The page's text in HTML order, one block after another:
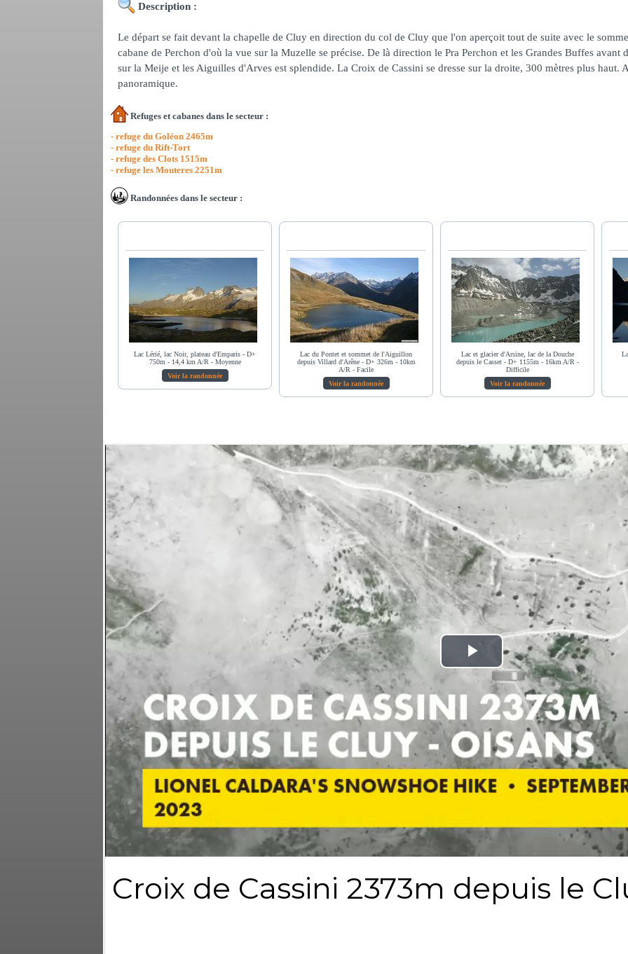
Description :
Le départ se fait devant la chapelle de Cluy en direction du col de Cluy que l'on aperçoit tout de suite avec le
cabane de Perchon d'où la vue sur la Muzelle se précise. De là direction le Pra Perchon et les Grandes Buffes
sur la Meije et les Aiguilles d'Arves est splendide. La Croix de Cassini se dresse sur la droite, 300 mètres plus
panoramique.
Refuges et cabanes dans le secteur :
- refuge du Goléon 2465m
- refuge du Rift-Tort
- refuge des Clots 1515m
- refuge les Mouteres 2251m
Randonnées dans le secteur :
Lac Lérié, lac Noir, plateau d'Emparis - D+
750m - 14,4 km A/R - Moyenne
Voir la randonnée
Lac du Pontet et sommet de l'Aiguillon
depuis Villard d'Arêne - D+ 326m - 10km
A/R - Facile
Voir la randonnée
Lac et glacier d'Arsine, lac de la Douche
depuis le Casset - D+ 1155m - 16km A/R -
Difficile
Voir la randonnée